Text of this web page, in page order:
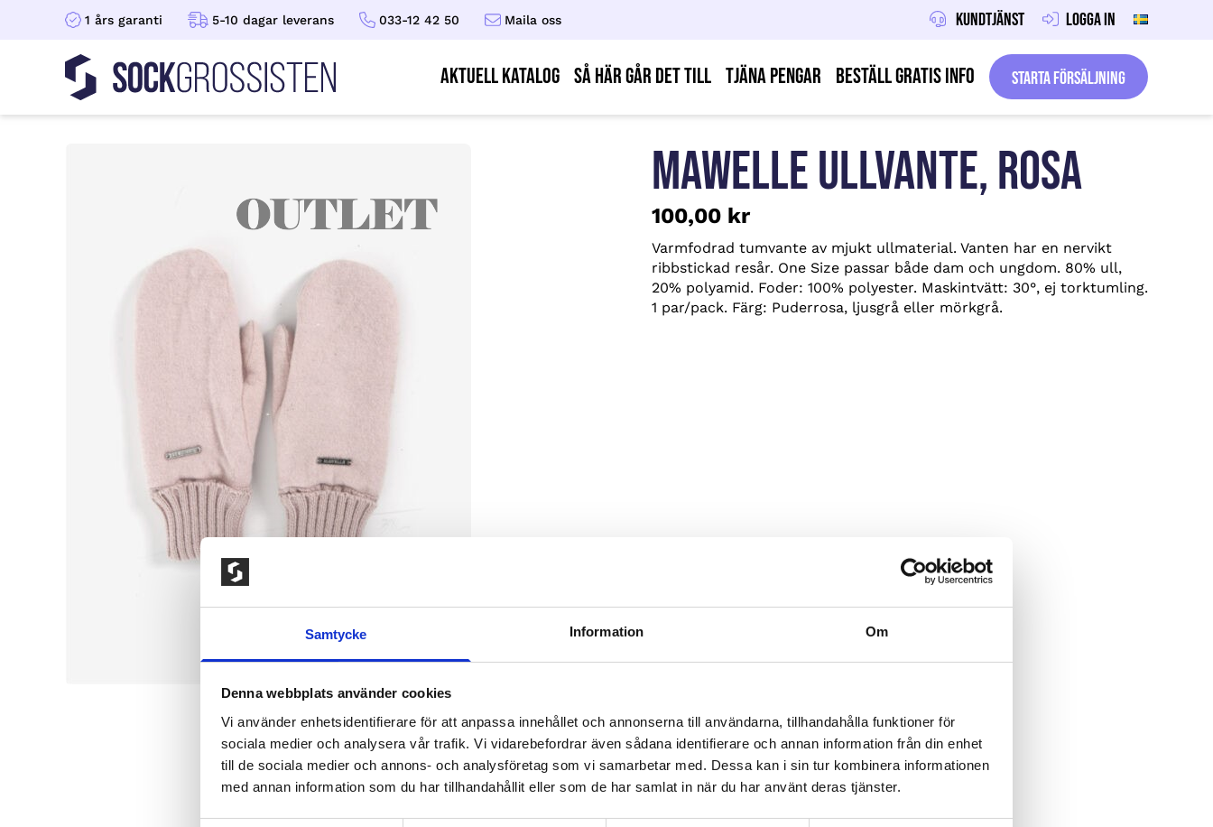
Samtycke Information Om
Denna webbplats använder cookies
Vi använder enhetsidentifierare för att anpassa innehållet och annonserna till användarna, tillhandahålla funktioner för
sociala medier och analysera vår trafik. Vi vidarebefordrar även sådana identifierare och annan information från din enhet
till de sociala medier och annons- och analysföretag som vi samarbetar med. Dessa kan i sin tur kombinera informationen
med annan information som du har tillhandahållit eller som de har samlat in när du har använt deras tjänster.
1 års garanti 5-10 dagar leverans 033-12 42 50 Maila oss Kundtjänst Logga in
Sockgrossisten AKTUELL KATALOG Så här går det till Tjäna pengar Beställ gratis info Starta försäljning
MAWELLE ULLVANTE, ROSA
100,00 kr
Varmfodrad tumvante av mjukt ullmaterial. Vanten har en nervikt
ribbstickad resår. One Size passar både dam och ungdom. 80% ull,
20% polyamid. Foder: 100% polyester. Maskintvätt: 30°, ej torktumling.
1 par/pack. Färg: Puderrosa, ljusgrå eller mörkgrå.